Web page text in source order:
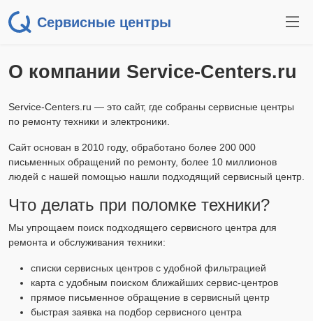
Сервисные центры
О компании Service-Centers.ru
Service-Centers.ru — это сайт, где собраны сервисные центры
по ремонту техники и электроники.
Сайт основан в 2010 году, обработано более 200 000
письменных обращений по ремонту, более 10 миллионов
людей с нашей помощью нашли подходящий сервисный центр.
Что делать при поломке техники?
Мы упрощаем поиск подходящего сервисного центра для
ремонта и обслуживания техники:
списки сервисных центров с удобной фильтрацией
карта с удобным поиском ближайших сервис-центров
прямое письменное обращение в сервисный центр
быстрая заявка на подбор сервисного центра